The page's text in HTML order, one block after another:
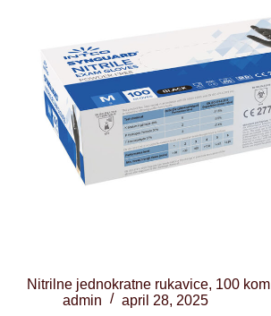
Nitrilne jednokratne rukavice, 100 kom
admin
april 28, 2025